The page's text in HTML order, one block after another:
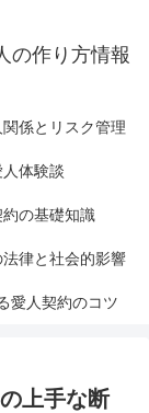
の作り方情報
係とリスク管理
人体験談
の基礎知識
律と社会的影響
愛人契約のコツ
上手な断